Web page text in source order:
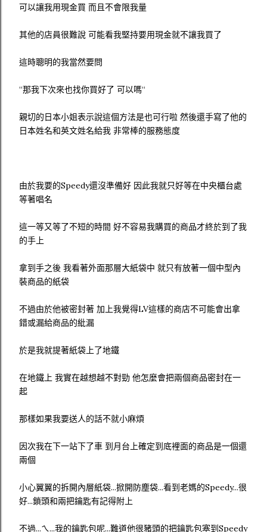
可以讓我用現金買 而且不會限我量
其他的店員很難說 可能看我堅持要用現金就不讓我買了
這時聰明的我當然要問
“那我下次來也找你買好了 可以嗎“
親切的日本小姐表示說這個方法是也可行啦 然後還手寫了他的
日本姓名和英文姓名給我 非常棒的服務態度
由於我要的Speedy還沒準備好 因此我就只好等在中央櫃台處
等著唱名
這一等又等了不短的時間 好不容易我購買的商品才終於到了我
的手上
拿到手之後 我看著外面那層大紙袋中 就只有放著一個中型內
裝商品的紙袋
不過由於他被密封著 加上我覺得LV這樣的商店不可能會出拿
錯或漏給商品的紕漏
於是我就提著紙袋上了地鐵
在地鐵上 我實在越想越不對勁 他怎麼會把兩個商品密封在一
起
那樣如果我要送人的話不就小麻煩
因次我在下一站下了車 到月台上確定到底裡面的商品是一個還
兩個
小心翼翼的拆開內層紙袋...掀開防塵袋...看到老媽的Speedy...很
好...鎖頭和兩把鑰匙有記得附上
不過...ㄟ...我的鑰匙包呢...難道他很豬頭的把鑰匙包塞到Speedy